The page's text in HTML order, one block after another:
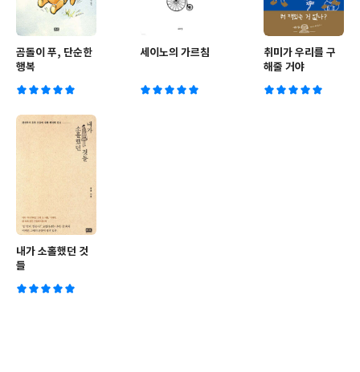
곰돌이 푸, 단순한
행복
세이노의 가르침
취미가 우리를 구
해줄 거야
내가 소홀했던 것
들